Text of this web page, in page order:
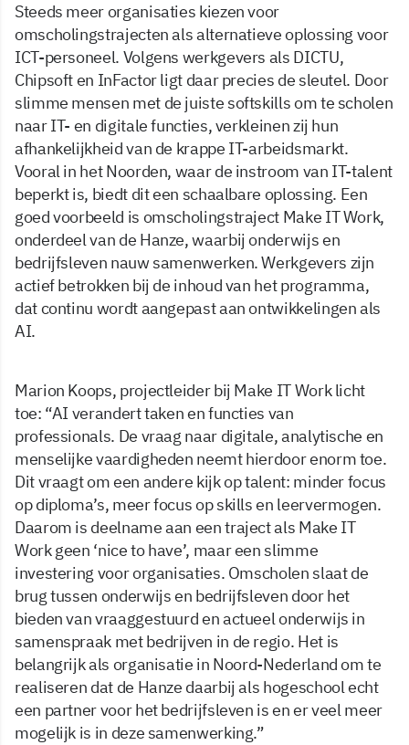
Steeds meer organisaties kiezen voor
omscholingstrajecten als alternatieve oplossing voor
ICT-personeel. Volgens werkgevers als DICTU,
Chipsoft en InFactor ligt daar precies de sleutel. Door
slimme mensen met de juiste softskills om te scholen
naar IT- en digitale functies, verkleinen zij hun
afhankelijkheid van de krappe IT-arbeidsmarkt.
Vooral in het Noorden, waar de instroom van IT-talent
beperkt is, biedt dit een schaalbare oplossing. Een
goed voorbeeld is omscholingstraject Make IT Work,
onderdeel van de Hanze, waarbij onderwijs en
bedrijfsleven nauw samenwerken. Werkgevers zijn
actief betrokken bij de inhoud van het programma,
dat continu wordt aangepast aan ontwikkelingen als
AI.
Marion Koops, projectleider bij Make IT Work licht
toe: “AI verandert taken en functies van
professionals. De vraag naar digitale, analytische en
menselijke vaardigheden neemt hierdoor enorm toe.
Dit vraagt om een andere kijk op talent: minder focus
op diploma’s, meer focus op skills en leervermogen.
Daarom is deelname aan een traject als Make IT
Work geen ‘nice to have’, maar een slimme
investering voor organisaties. Omscholen slaat de
brug tussen onderwijs en bedrijfsleven door het
bieden van vraaggestuurd en actueel onderwijs in
samenspraak met bedrijven in de regio. Het is
belangrijk als organisatie in Noord-Nederland om te
realiseren dat de Hanze daarbij als hogeschool echt
een partner voor het bedrijfsleven is en er veel meer
mogelijk is in deze samenwerking.”